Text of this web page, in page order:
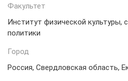
Факультет
Институт физической культуры,
политики
Город
Россия, Свердловская область,